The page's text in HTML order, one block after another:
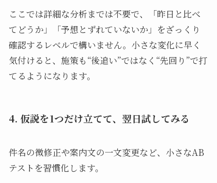
ここでは詳細な分析までは不要で、「昨日と比べ
てどうか」「予想とずれていないか」をざっくり
確認するレベルで構いません。小さな変化に早く
気付けると、施策も“後追い”ではなく“先回り”で打
てるようになります。
4. 仮説を1つだけ立てて、翌日試してみる
件名の微修正や案内文の一文変更など、小さなAB
テストを習慣化します。